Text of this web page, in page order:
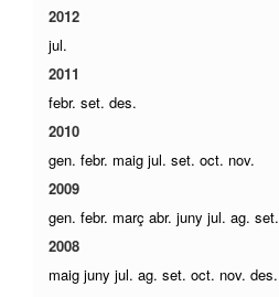
2012
jul.
2011
febr. set. des.
2010
gen. febr. maig jul. set. oct. nov.
2009
gen. febr. març abr. juny jul. ag. set.
2008
maig juny jul. ag. set. oct. nov. des.